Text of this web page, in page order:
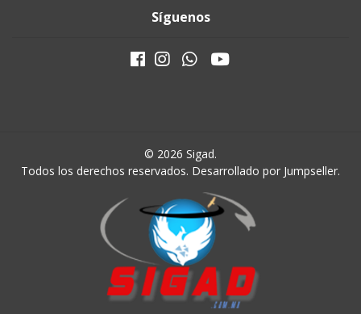
Síguenos
© 2026 Sigad.
Todos los derechos reservados. Desarrollado por Jumpseller.